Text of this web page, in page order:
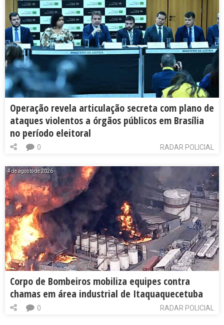
Operação revela articulação secreta com plano de
ataques violentos a órgãos públicos em Brasília
no período eleitoral
RADAR POLICIAL
0
4 de agosto de 2026
Corpo de Bombeiros mobiliza equipes contra
chamas em área industrial de Itaquaquecetuba
RADAR POLICIAL
0